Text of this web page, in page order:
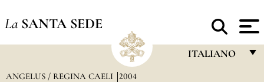
La SANTA SEDE
ITALIANO
ANGELUS / REGINA CAELI 2004